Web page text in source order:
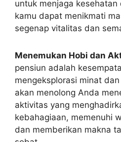
untuk menjaga kesehatan
kamu dapat menikmati
segenap vitalitas dan
Menemukan Hobi dan
pensiun adalah
mengeksplorasi minat
akan menolong Anda
aktivitas yang
kebahagiaan, memenuhi
dan memberikan makna